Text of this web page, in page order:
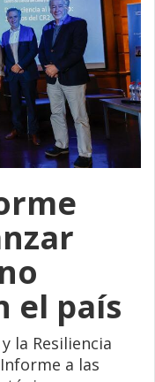
el país
la Resiliencia
a las